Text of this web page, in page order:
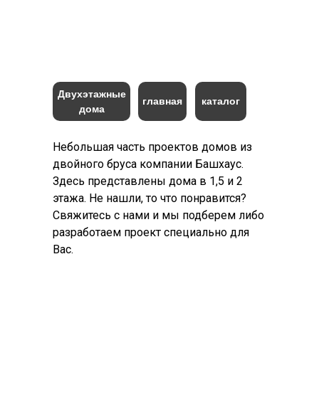
главная каталог
Двухэтажные
дома
Небольшая часть проектов домов из
двойного бруса компании Башхаус.
Здесь представлены дома в 1,5 и 2
этажа. Не нашли, то что понравится?
Свяжитесь с нами и мы подберем либо
разработаем проект специально для
Вас.